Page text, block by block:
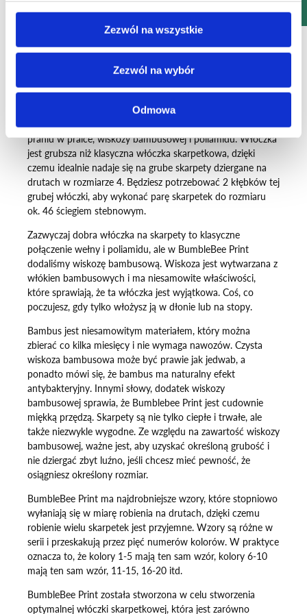
Zezwól na wszystkie
Zezwól na wybór
Odmowa
DODAJ DODAJ
Mayflower BumbleBee Print to połączenie wełny poddanej
praniu w pralce, wiskozy bambusowej i poliamidu. Włóczka
jest grubsza niż klasyczna włóczka skarpetkowa, dzięki
czemu idealnie nadaje się na grube skarpety dziergane na
drutach w rozmiarze 4. Będziesz potrzebować 2 kłębków tej
grubej włóczki, aby wykonać parę skarpetek do rozmiaru
ok. 46 ściegiem stebnowym.
Zazwyczaj dobra włóczka na skarpety to klasyczne
połączenie wełny i poliamidu, ale w BumbleBee Print
dodaliśmy wiskozę bambusową. Wiskoza jest wytwarzana z
włókien bambusowych i ma niesamowite właściwości,
które sprawiają, że ta włóczka jest wyjątkowa. Coś, co
poczujesz, gdy tylko włożysz ją w dłonie lub na stopy.
Bambus jest niesamowitym materiałem, który można
zbierać co kilka miesięcy i nie wymaga nawozów. Czysta
wiskoza bambusowa może być prawie jak jedwab, a
ponadto mówi się, że bambus ma naturalny efekt
antybakteryjny. Innymi słowy, dodatek wiskozy
bambusowej sprawia, że Bumblebee Print jest cudownie
miękką przędzą. Skarpety są nie tylko ciepłe i trwałe, ale
także niezwykle wygodne. Ze względu na zawartość wiskozy
bambusowej, ważne jest, aby uzyskać określoną grubość i
nie dziergać zbyt luźno, jeśli chcesz mieć pewność, że
osiągniesz określony rozmiar.
BumbleBee Print ma najdrobniejsze wzory, które stopniowo
wyłaniają się w miarę robienia na drutach, dzięki czemu
robienie wielu skarpetek jest przyjemne. Wzory są różne w
serii i przeskakują przez pięć numerów kolorów. W praktyce
oznacza to, że kolory 1-5 mają ten sam wzór, kolory 6-10
mają ten sam wzór, 11-15, 16-20 itd.
BumbleBee Print została stworzona w celu stworzenia
optymalnej włóczki skarpetkowej, która jest zarówno